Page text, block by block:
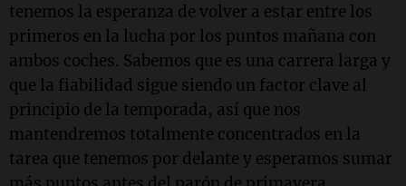
tenemos la esperanza de volver a estar entre los
primeros en la lucha por los puntos mañana con
ambos coches. Sabemos que es una carrera larga y
que la fiabilidad sigue siendo un factor clave al
principio de la temporada, así que nos
mantendremos totalmente concentrados en la
tarea que tenemos por delante y esperamos sumar